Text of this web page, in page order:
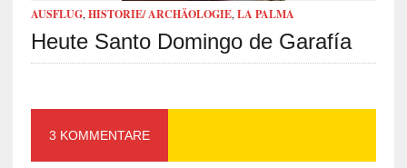
AUSFLUG, HISTORIE/ ARCHÄOLOGIE, LA PALMA
Heute Santo Domingo de Garafía
3 KOMMENTARE